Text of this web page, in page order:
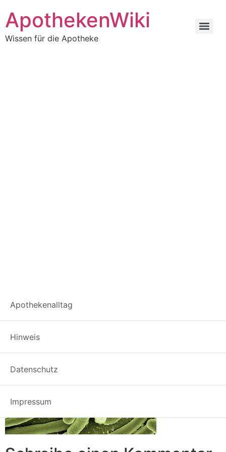
ApothekenWiki
Wissen für die Apotheke
Apothekenalltag
Hinweis
Datenschutz
Impressum
Steriltest